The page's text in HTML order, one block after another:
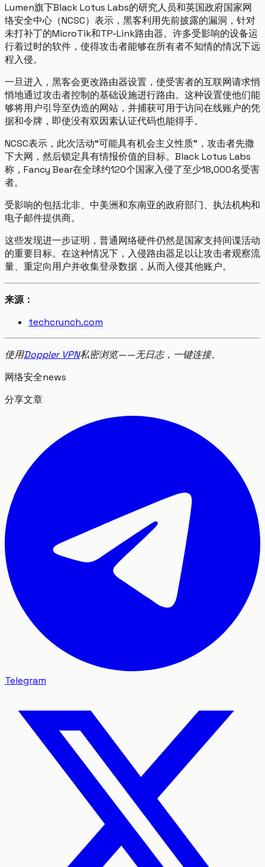
Lumen旗下Black Lotus Labs的研究人员和英国政府国家网
络安全中心（NCSC）表示，黑客利用先前披露的漏洞，针对
未打补丁的MicroTik和TP-Link路由器。许多受影响的设备运
行着过时的软件，使得攻击者能够在所有者不知情的情况下远
程入侵。
一旦进入，黑客会更改路由器设置，使受害者的互联网请求悄
悄地通过攻击者控制的基础设施进行路由。这种设置使他们能
够将用户引导至伪造的网站，并捕获可用于访问在线账户的凭
据和令牌，即使没有双因素认证代码也能得手。
NCSC表示，此次活动“可能具有机会主义性质”，攻击者先撒
下大网，然后锁定具有情报价值的目标。Black Lotus Labs
称，Fancy Bear在全球约120个国家入侵了至少18,000名受害
者。
受影响的包括北非、中美洲和东南亚的政府部门、执法机构和
电子邮件提供商。
这些发现进一步证明，普通网络硬件仍然是国家支持间谍活动
的重要目标。在这种情况下，入侵路由器足以让攻击者观察流
量、重定向用户并收集登录数据，从而入侵其他账户。
来源：
techcrunch.com
使用Doppler VPN私密浏览——无日志，一键连接。
网络安全news
分享文章
Telegram